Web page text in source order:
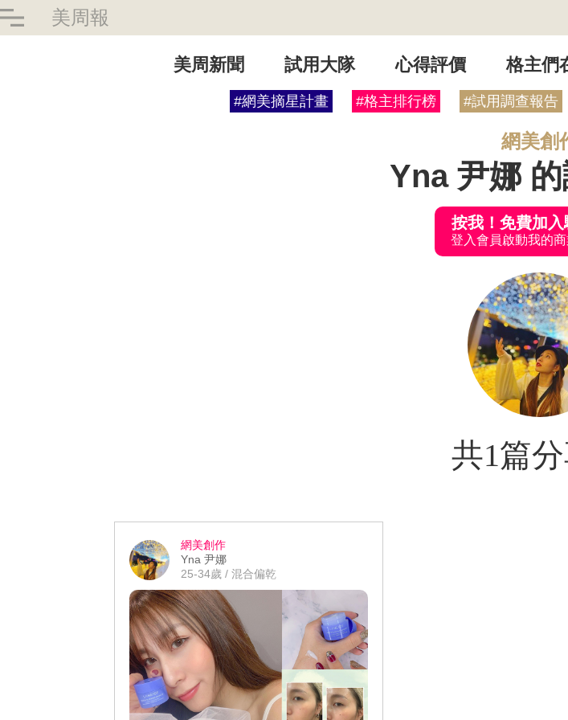
美周報
美周新聞 試用大隊 心得評價 格主們
#網美摘星計畫 #格主排行榜 #試用調查報告
網美創
Yna 尹娜
按我！免費加入
登入會員啟動我的
共1篇
網美創作
Yna 尹娜
25-34歲 / 混合偏乾